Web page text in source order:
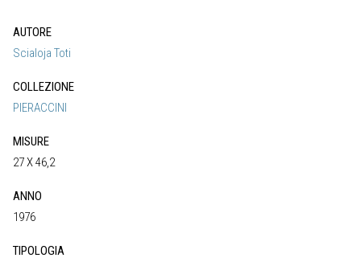
AUTORE
Scialoja Toti
COLLEZIONE
PIERACCINI
MISURE
27 X 46,2
ANNO
1976
TIPOLOGIA